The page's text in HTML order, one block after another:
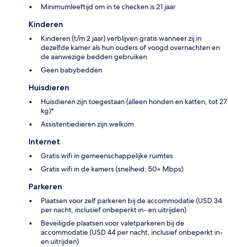
Minimumleeftijd om in te checken is 21 jaar
Kinderen
Kinderen (t/m 2 jaar) verblijven gratis wanneer zij in
dezelfde kamer als hun ouders of voogd overnachten en
de aanwezige bedden gebruiken
Geen babybedden
Huisdieren
Huisdieren zijn toegestaan (alleen honden en katten, tot 27
kg)*
Assistentiedieren zijn welkom
Internet
Gratis wifi in gemeenschappelijke ruimtes
Gratis wifi in de kamers (snelheid: 50+ Mbps)
Parkeren
Plaatsen voor zelf parkeren bij de accommodatie (USD 34
per nacht, inclusief onbeperkt in- en uitrijden)
Beveiligde plaatsen voor valetparkeren bij de
accommodatie (USD 44 per nacht, inclusief onbeperkt in-
en uitrijden)